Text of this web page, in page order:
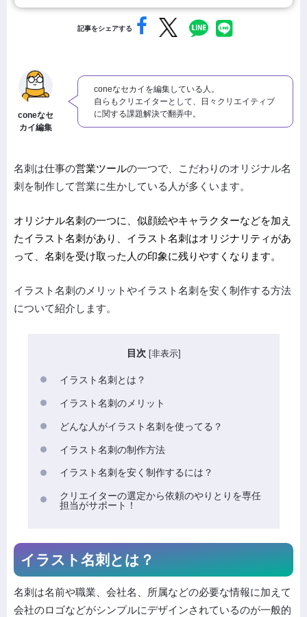
記事をシェアする
coneなセ
カイ編集
coneなセカイを編集している人。
自らもクリエイターとして、日々クリエイティブ
に関する課題解決で翻弄中。
名刺は仕事の営業ツールの一つで、こだわりのオリジナル名
刺を制作して営業に生かしている人が多くいます。
オリジナル名刺の一つに、 似顔絵やキャラクターなどを加え
たイラスト名刺があり、イラスト名刺はオリジナリティがあ
って、名刺を受け取った人の印象に残りやすくなります。
イラスト名刺のメリットやイラスト名刺を安く制作する方法
について紹介します。
目次 [非表示]
イラスト名刺とは？
イラスト名刺のメリット
どんな人がイラスト名刺を使ってる？
イラスト名刺の制作方法
イラスト名刺を安く制作するには？
クリエイターの選定から依頼のやりとりを専任
担当がサポート！
イラスト名刺とは？
名刺は名前や職業、会社名、所属などの必要な情報に加えて
会社のロゴなどがシンプルにデザインされているのが一般的